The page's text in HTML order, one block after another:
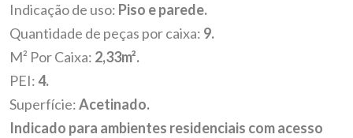
Indicação de uso: Piso e parede.
Quantidade de peças por caixa: 9.
M² Por Caixa: 2,33m².
PEI:4.
Superfície:Acetinado.
Indicado para ambientes residenciais com acesso